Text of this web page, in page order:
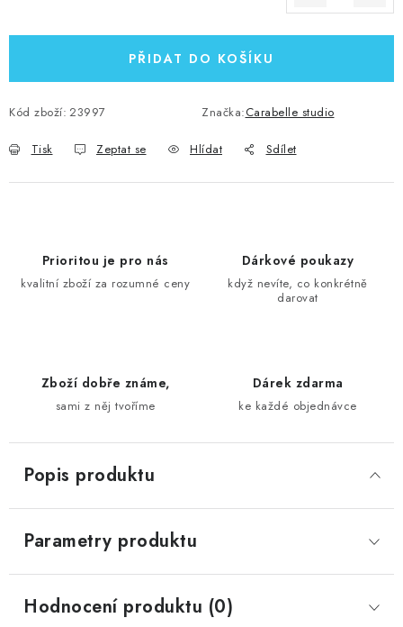
PŘIDAT DO KOŠÍKU
Kód zboží: 23997 Značka:Carabelle studio
Tisk Zeptat se Hlídat Sdílet
Prioritou je pro nás
kvalitní zboží za rozumné ceny
Dárkové poukazy
když nevíte, co konkrétně
darovat
Zboží dobře známe,
sami z něj tvoříme
Dárek zdarma
ke každé objednávce
Popis produktu
Parametry produktu
Hodnocení produktu (0)